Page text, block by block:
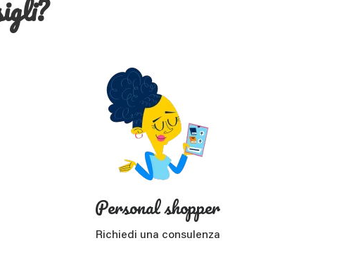
Personal shopper
Richiedi una consulenza